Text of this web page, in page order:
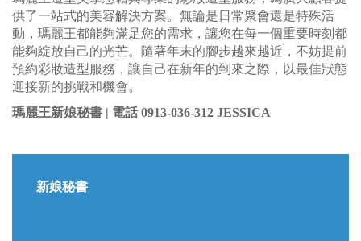
供了一站式的美容解決方案。無論是日常聚會還是特殊活
動，瑪麗王都能夠滿足您的需求，讓您在每一個重要時刻都
能夠綻放自己的光芒。隨著年末的腳步越來越近，不妨提前
預約彩妝造型服務，讓自己在新年的到來之際，以最佳狀態
迎接新的挑戰和機會。
瑪麗王新娘秘書 | 電話 0913-036-312 JESSICA
新娘秘書